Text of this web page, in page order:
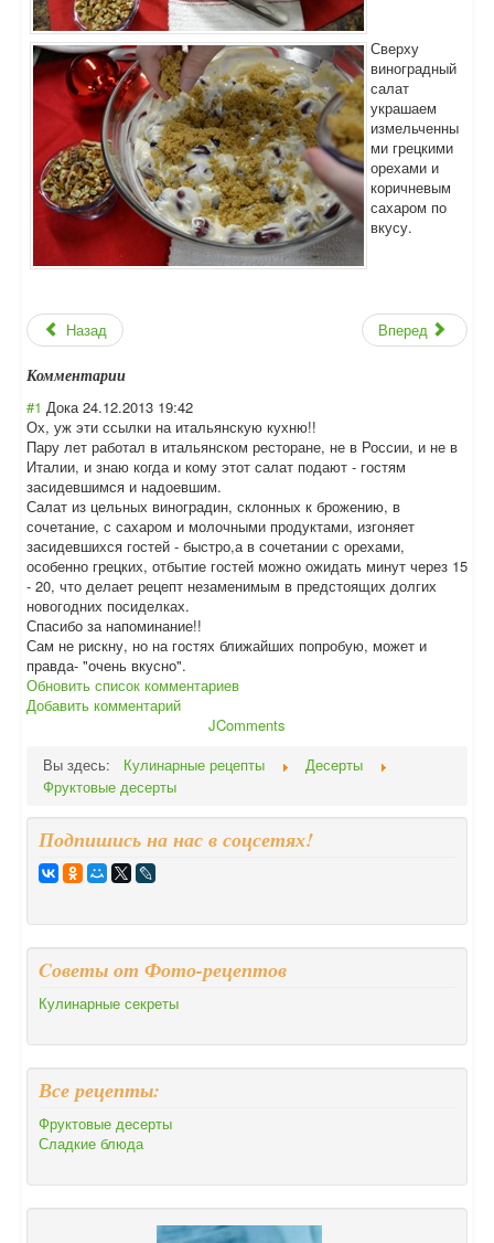
Сверху
виноградный
салат
украшаем
измельченны
ми грецкими
орехами и
коричневым
сахаром по
вкусу.
Назад Вперед
Комментарии
#1 Дока 24.12.2013 19:42
Ох, уж эти ссылки на итальянскую кухню!!
Пару лет работал в итальянском ресторане, не в России, и не в
Италии, и знаю когда и кому этот салат подают - гостям
засидевшимся и надоевшим.
Салат из цельных виноградин, склонных к брожению, в
сочетание, с сахаром и молочными продуктами, изгоняет
засидевшихся гостей - быстро,а в сочетании с орехами,
особенно грецких, отбытие гостей можно ожидать минут через 15
- 20, что делает рецепт незаменимым в предстоящих долгих
новогодних посиделках.
Спасибо за напоминание!!
Сам не рискну, но на гостях ближайших попробую, может и
правда- "очень вкусно".
Обновить список комментариев
Добавить комментарий
JComments
Вы здесь:
Кулинарные рецепты
Десерты
Фруктовые десерты
Подпишись на нас в соцсетях!
Cоветы от Фото-рецептов
Кулинарные секреты
Все рецепты:
Фруктовые десерты
Сладкие блюда